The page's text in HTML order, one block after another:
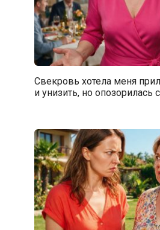
Свекровь хотела меня
и унизить, но опозорилась